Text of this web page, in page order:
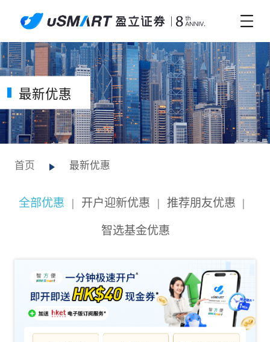
最新优惠
首页 最新优惠
全部优惠 | 开户迎新优惠 | 推荐朋友优惠 |
智选基金优惠